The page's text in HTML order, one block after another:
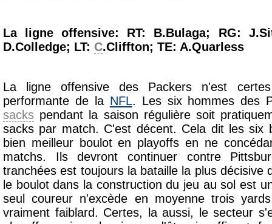
La ligne offensive: RT: B.Bulaga; RG:
D.Colledge; LT: C.Cliffton; TE: A.Quarless
La ligne offensive des Packers n'est
performante de la NFL. Les six hommes des
sacks pendant la saison régulière soit
sacks par match. C'est décent. Cela dit les six
bien meilleur boulot en playoffs en ne
matchs. Ils devront continuer contre
tranchées est toujours la bataille la plus décisive
le boulot dans la construction du jeu au sol est
seul coureur n'excède en moyenne trois
vraiment faiblard. Certes, la aussi, le secteur